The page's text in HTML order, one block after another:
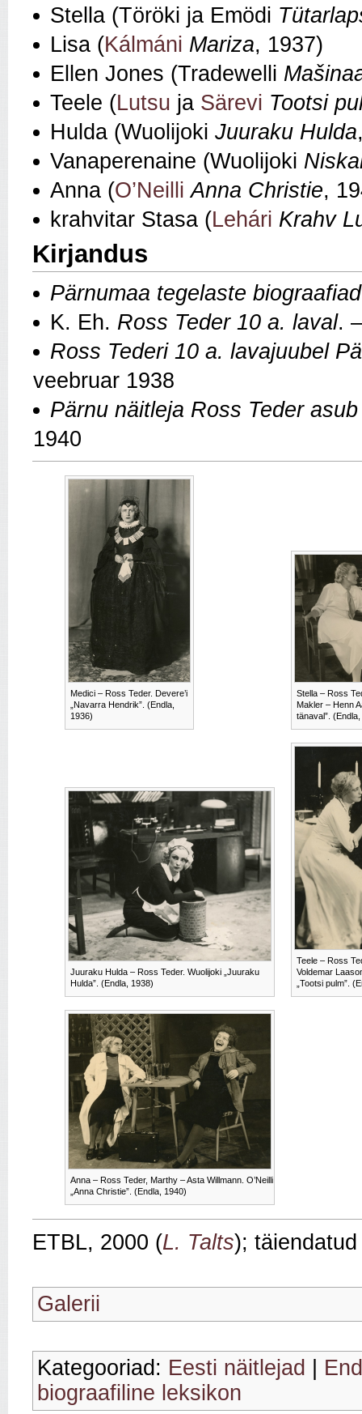
Stella (Töröki ja Emödi
Lisa (Kálmáni Mariza, 1937)
Ellen Jones (Tradewelli
Teele (Lutsu ja Särevi Tootsi
Hulda (Wuolijoki Juuraku Hulda
Vanaperenaine (Wuolijoki
Anna (O’Neilli Anna Christie,
krahvitar Stasa (Lehári Krahv
Kirjandus
Pärnumaa tegelaste
K. Eh. Ross Teder 10 a. laval.
Ross Tederi 10 a. lavajuubel
veebruar 1938
Pärnu näitleja Ross Teder
1940
Medici – Ross Teder. Devere’i
„Navarra Hendrik”. (Endla,
1936)
Stella – Ross
Makler – Henn
tänaval”.
Juuraku Hulda – Ross Teder. Wuolijoki „Juuraku
Hulda”. (Endla, 1938)
Teele – Ross
Voldemar
„Tootsi pulm”.
Anna – Ross Teder, Marthy – Asta Willmann. O’Neilli
„Anna Christie”. (Endla, 1940)
ETBL, 2000 (L. Talts);
Galerii
Kategooriad: Eesti näitlejad
biograafiline leksikon